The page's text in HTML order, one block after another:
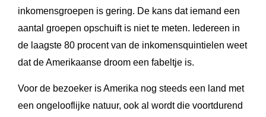
inkomensgroepen is gering. De kans dat iemand een
aantal groepen opschuift is niet te meten. Iedereen in
de laagste 80 procent van de inkomensquintielen weet
dat de Amerikaanse droom een fabeltje is.
Voor de bezoeker is Amerika nog steeds een land met
een ongelooflijke natuur, ook al wordt die voortdurend